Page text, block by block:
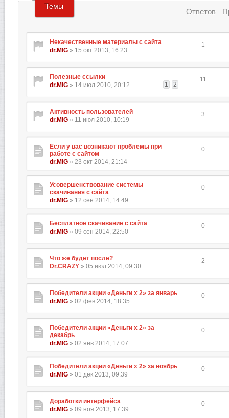
Темы
Ответов
Некачественные материалы с сайта
dr.MIG » 15 окт 2013, 16:23
1
Полезные ссылки
1
2
dr.MIG » 14 июл 2010, 20:12
11
Активность пользователей
dr.MIG » 11 июл 2010, 10:19
3
Если у вас возникают проблемы при
работе с сайтом
dr.MIG » 23 окт 2014, 21:14
0
Усовершенствование системы
скачивания с сайта
dr.MIG » 12 сен 2014, 14:49
0
Бесплатное скачивание с сайта
dr.MIG » 09 сен 2014, 22:50
0
Что же будет после?
Dr.CRAZY » 05 июл 2014, 09:30
2
Победители акции «Деньги х 2» за январь
dr.MIG » 02 фев 2014, 18:35
0
Победители акции «Деньги х 2» за
декабрь
dr.MIG » 02 янв 2014, 17:07
0
Победители акции «Деньги х 2» за ноябрь
dr.MIG » 01 дек 2013, 09:39
0
Доработки интерфейса
dr.MIG » 09 ноя 2013, 17:39
0